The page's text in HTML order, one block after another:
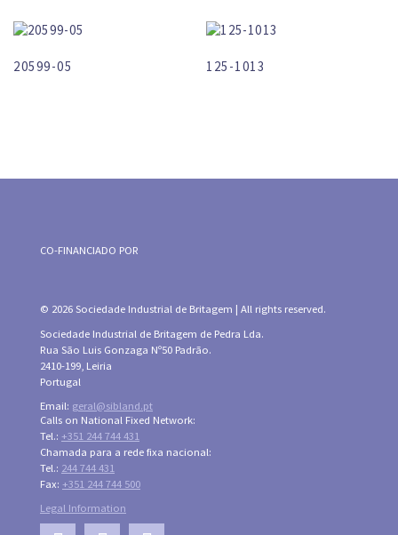
20599-05 125-1013
CO-FINANCIADO POR
© 2026 Sociedade Industrial de Britagem | All rights reserved.
Sociedade Industrial de Britagem de Pedra Lda.
Rua São Luis Gonzaga Nº50 Padrão.
2410-199, Leiria
Portugal
Email: geral@sibland.pt
Calls on National Fixed Network:
Tel.: +351 244 744 431
Chamada para a rede fixa nacional:
Tel.: 244 744 431
Fax: +351 244 744 500
Legal Information